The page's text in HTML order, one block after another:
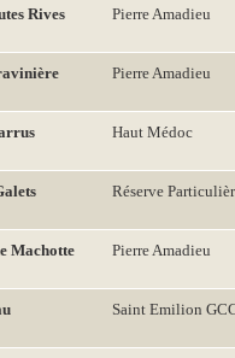
Rives Pierre Amadieu
Pierre Amadieu
Haut Médoc
Réserve
Machotte Pierre Amadieu
Saint Emilion